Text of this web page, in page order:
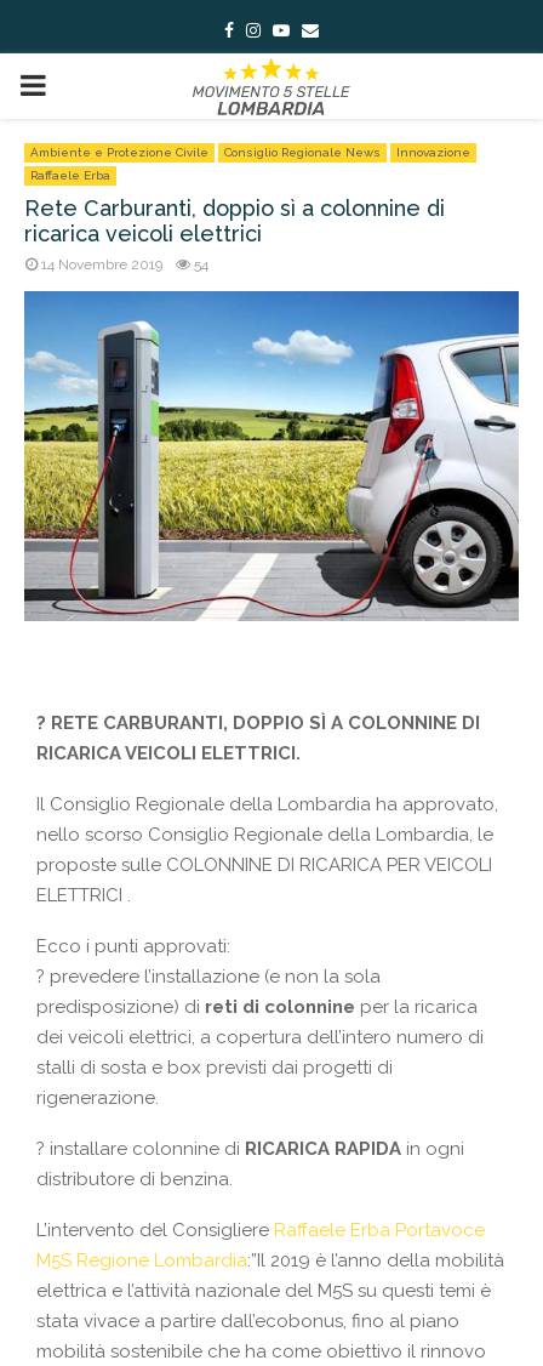
Facebook
Instagram
Youtube
Email
PRIMARY
MENU
Ambiente e Protezione Civile Consiglio Regionale News
Innovazione
Raffaele Erba
Rete Carburanti, doppio sì a colonnine di
ricarica veicoli elettrici
14 Novembre 2019 54
? RETE CARBURANTI, DOPPIO SÌ A COLONNINE DI
RICARICA VEICOLI ELETTRICI.
Il Consiglio Regionale della Lombardia ha approvato,
nello scorso Consiglio Regionale della Lombardia, le
proposte sulle COLONNINE DI RICARICA PER VEICOLI
ELETTRICI .
Ecco i punti approvati:
? prevedere l’installazione (e non la sola
predisposizione) di reti di colonnine per la ricarica
dei veicoli elettrici, a copertura dell’intero numero di
stalli di sosta e box previsti dai progetti di
rigenerazione.
? installare colonnine di RICARICA RAPIDA in ogni
distributore di benzina.
L’intervento del Consigliere Raffaele Erba Portavoce
M5S Regione Lombardia:”Il 2019 è l’anno della mobilità
elettrica e l’attività nazionale del M5S su questi temi è
stata vivace a partire dall’ecobonus, fino al piano
mobilità sostenibile che ha come obiettivo il rinnovo